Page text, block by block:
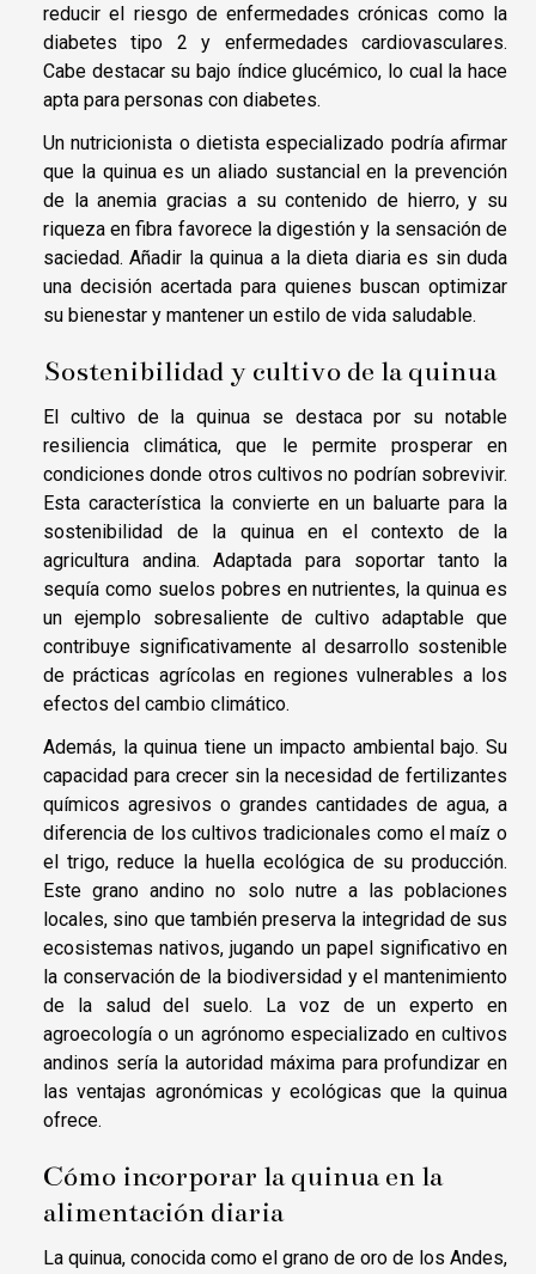
reducir el riesgo de enfermedades crónicas como la
diabetes tipo 2 y enfermedades cardiovasculares.
Cabe destacar su bajo índice glucémico, lo cual la hace
apta para personas con diabetes.
Un nutricionista o dietista especializado podría afirmar
que la quinua es un aliado sustancial en la prevención
de la anemia gracias a su contenido de hierro, y su
riqueza en fibra favorece la digestión y la sensación de
saciedad. Añadir la quinua a la dieta diaria es sin duda
una decisión acertada para quienes buscan optimizar
su bienestar y mantener un estilo de vida saludable.
Sostenibilidad y cultivo de la quinua
El cultivo de la quinua se destaca por su notable
resiliencia climática, que le permite prosperar en
condiciones donde otros cultivos no podrían sobrevivir.
Esta característica la convierte en un baluarte para la
sostenibilidad de la quinua en el contexto de la
agricultura andina. Adaptada para soportar tanto la
sequía como suelos pobres en nutrientes, la quinua es
un ejemplo sobresaliente de cultivo adaptable que
contribuye significativamente al desarrollo sostenible
de prácticas agrícolas en regiones vulnerables a los
efectos del cambio climático.
Además, la quinua tiene un impacto ambiental bajo. Su
capacidad para crecer sin la necesidad de fertilizantes
químicos agresivos o grandes cantidades de agua, a
diferencia de los cultivos tradicionales como el maíz o
el trigo, reduce la huella ecológica de su producción.
Este grano andino no solo nutre a las poblaciones
locales, sino que también preserva la integridad de sus
ecosistemas nativos, jugando un papel significativo en
la conservación de la biodiversidad y el mantenimiento
de la salud del suelo. La voz de un experto en
agroecología o un agrónomo especializado en cultivos
andinos sería la autoridad máxima para profundizar en
las ventajas agronómicas y ecológicas que la quinua
ofrece.
Cómo incorporar la quinua en la
alimentación diaria
La quinua, conocida como el grano de oro de los Andes,